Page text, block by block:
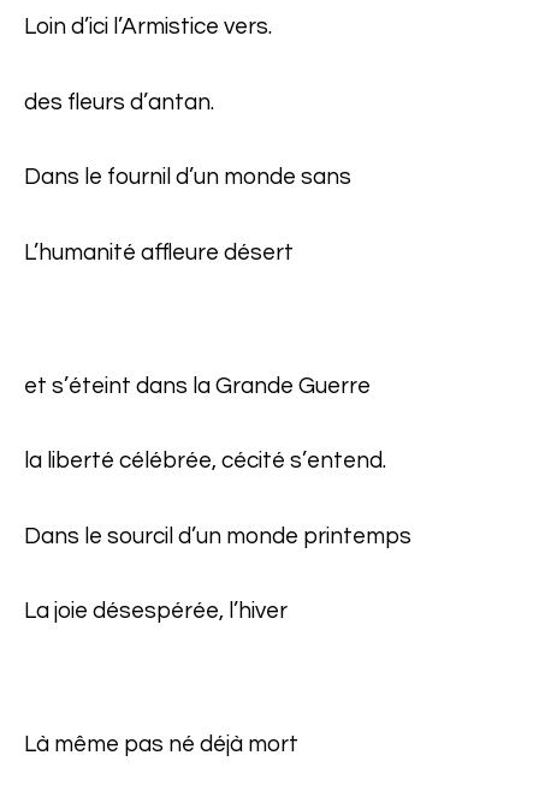
Loin d’ici l’Armistice vers.
des fleurs d’antan.
Dans le fournil d’un monde sans
L’humanité affleure désert
et s’éteint dans la Grande Guerre
la liberté célébrée, cécité s’entend.
Dans le sourcil d’un monde printemps
La joie désespérée, l’hiver
Là même pas né déjà mort